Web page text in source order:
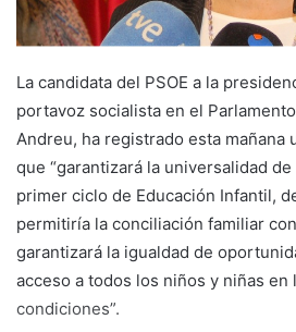
La candidata del PSOE a la
portavoz socialista en el
Andreu, ha registrado esta mañana
que “garantizará la universalidad
primer ciclo de Educación Infantil,
permitiría la conciliación familiar
garantizará la igualdad de
acceso a todos los niños y niñas en
condiciones”.